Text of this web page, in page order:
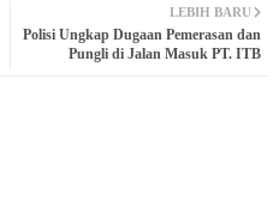
atsa
LEBIH BARU
Polisi Ungkap Dugaan Pemerasan dan
Pungli di Jalan Masuk PT. ITB